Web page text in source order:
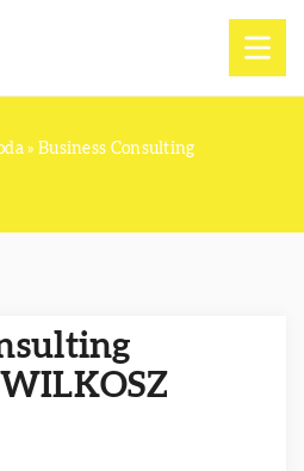
» Business Consulting